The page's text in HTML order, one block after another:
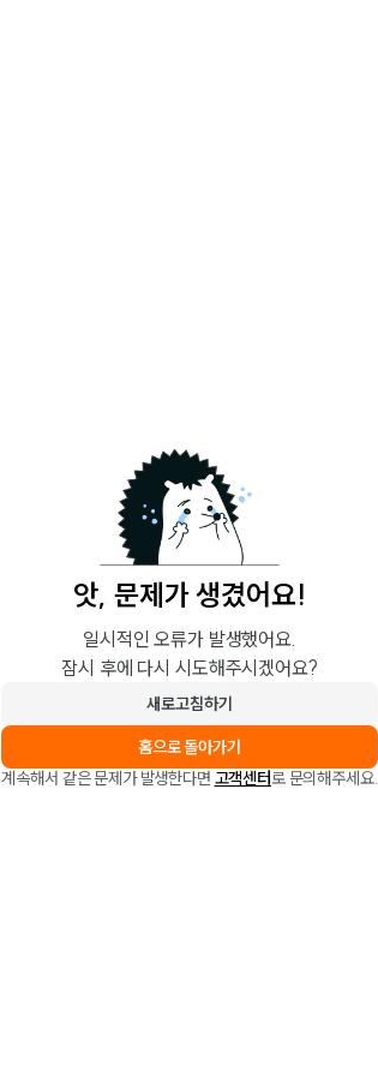
앗, 문제가 생겼어요!
일시적인 오류가 발생했어요.
잠시 후에 다시 시도해주시겠어요?
새로고침하기
홈으로 돌아가기
계속해서 같은 문제가 발생한다면 고객센터로 문의해주세요.